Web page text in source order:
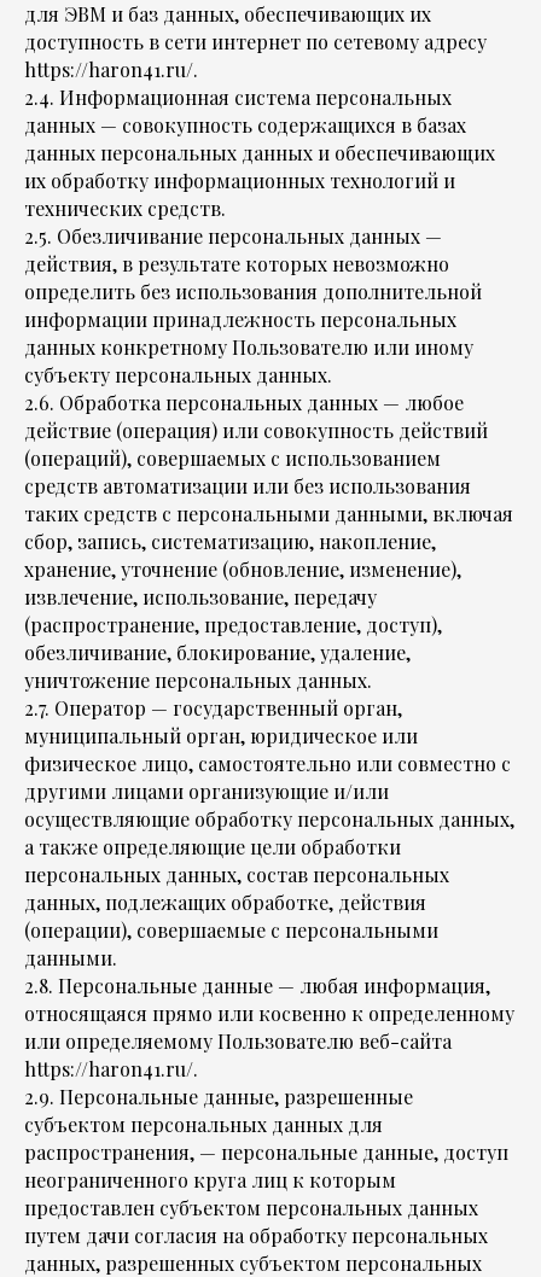
для ЭВМ и баз данных, обеспечивающих их
доступность в сети интернет по сетевому адресу
https://haron41.ru/.
2.4. Информационная система персональных
данных — совокупность содержащихся в базах
данных персональных данных и обеспечивающих
их обработку информационных технологий и
технических средств.
2.5. Обезличивание персональных данных —
действия, в результате которых невозможно
определить без использования дополнительной
информации принадлежность персональных
данных конкретному Пользователю или иному
субъекту персональных данных.
2.6. Обработка персональных данных — любое
действие (операция) или совокупность действий
(операций), совершаемых с использованием
средств автоматизации или без использования
таких средств с персональными данными, включая
сбор, запись, систематизацию, накопление,
хранение, уточнение (обновление, изменение),
извлечение, использование, передачу
(распространение, предоставление, доступ),
обезличивание, блокирование, удаление,
уничтожение персональных данных.
2.7. Оператор — государственный орган,
муниципальный орган, юридическое или
физическое лицо, самостоятельно или совместно с
другими лицами организующие и/или
осуществляющие обработку персональных данных,
а также определяющие цели обработки
персональных данных, состав персональных
данных, подлежащих обработке, действия
(операции), совершаемые с персональными
данными.
2.8. Персональные данные — любая информация,
относящаяся прямо или косвенно к определенному
или определяемому Пользователю веб-сайта
https://haron41.ru/.
2.9. Персональные данные, разрешенные
субъектом персональных данных для
распространения, — персональные данные, доступ
неограниченного круга лиц к которым
предоставлен субъектом персональных данных
путем дачи согласия на обработку персональных
данных, разрешенных субъектом персональных